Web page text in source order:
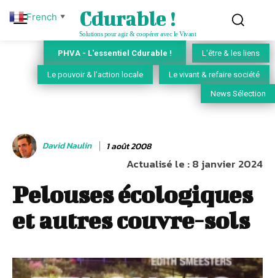
Cdurable !
Solutions pour agir & coopérer avec le Vivant
PHVA - L'essentiel Cdurable ! L'être & les liens
Le pouvoir & l'action locale Le vivant & refaire société
News Sélection
David Naulin 1 août 2008
Actualisé le :8 janvier 2024
Pelouses écologiques
et autres couvre-sols
French ▼